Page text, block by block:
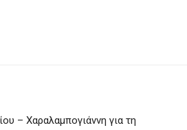
– Χαραλαμπογιάννη για τη